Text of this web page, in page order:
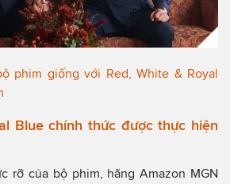
phim giống với Red, White & Royal
Blue chính thức được thực hiện
rỡ của bộ phim, hãng Amazon MGN